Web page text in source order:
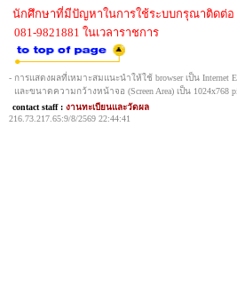
นักศึกษาที่มีปัญหาในการใช้ระบบกรุณาติดต่อ
081-9821881 ในเวลาราชการ
- การแสดงผลที่เหมาะสมแนะนำให้ใช้ browser เป็น Internet
และขนาดความกว้างหน้าจอ (Screen Area) เป็น 1024x768
contact staff : งานทะเบียนและวัดผล
216.73.217.65:9/8/2569 22:44:41